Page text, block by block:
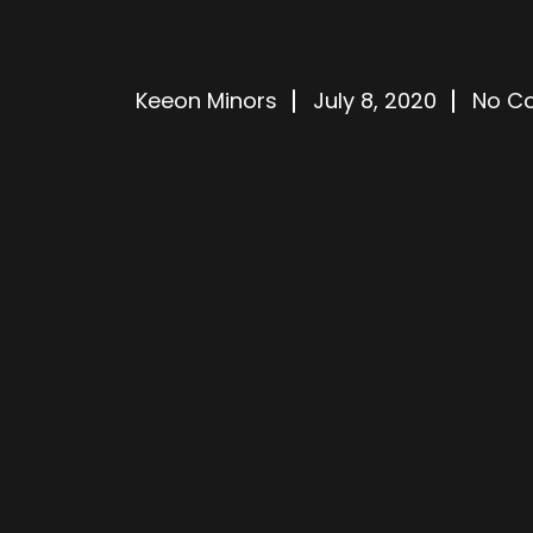
Keeon Minors July 8, 2020 No